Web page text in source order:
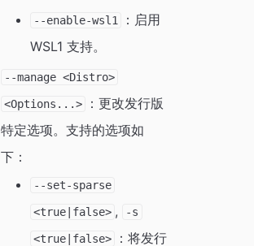
--enable-wsl1
：启用
WSL1 支持。
--manage <Distro>
<Options...>
：更改发行版
特定选项。支持的选项如
下：
--set-sparse
<true|false> , -s
<true|false>
：将发行